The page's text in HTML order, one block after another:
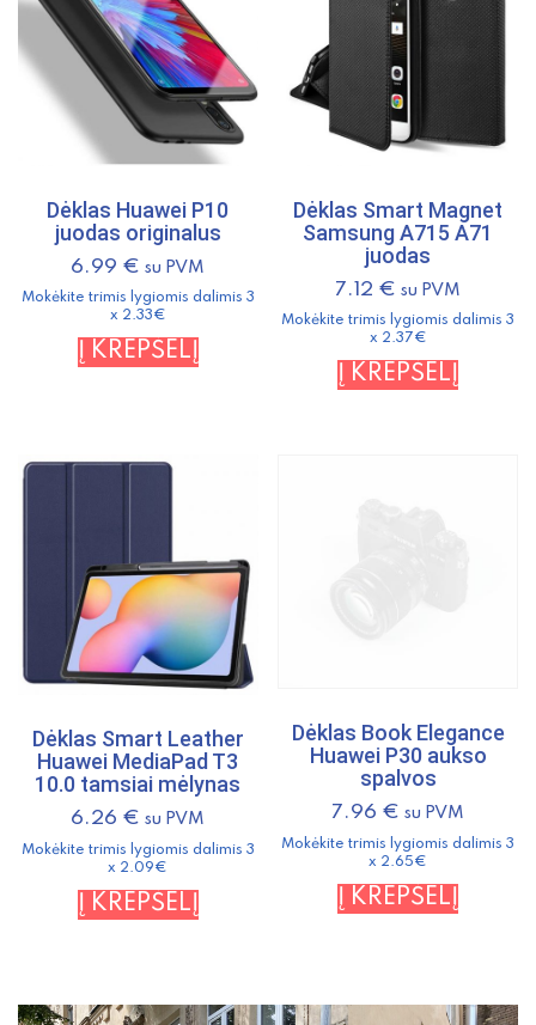
mėlynas
Dėklas Huawei P10
juodas originalus
6.99 € su PVM
Mokėkite trimis lygiomis dalimis 3
x 2.33€
Į KREPŠELĮ
Dėklas Smart Magnet
Samsung A715 A71
juodas
7.12 € su PVM
Mokėkite trimis lygiomis dalimis 3
x 2.37€
Į KREPŠELĮ
Dėklas Smart Leather
Huawei MediaPad T3
10.0 tamsiai mėlynas
6.26 € su PVM
Mokėkite trimis lygiomis dalimis 3
x 2.09€
Į KREPŠELĮ
Dėklas Book Elegance
Huawei P30 aukso
spalvos
7.96 € su PVM
Mokėkite trimis lygiomis dalimis 3
x 2.65€
Į KREPŠELĮ